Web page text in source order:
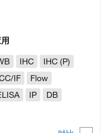
IHC
IHC (P)
IF
Flow
IP DB